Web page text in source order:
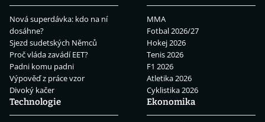
Nová superdávka: kdo na ní
dosáhne?
Sjezd sudetských Němců
Proč vláda zavádí EET?
Padni komu padni
Výpověď z práce vzor
Divoký kačer
MMA
Fotbal 2026/27
Hokej 2026
Tenis 2026
F1 2026
Atletika 2026
Cyklistika 2026
Technologie
Ekonomika